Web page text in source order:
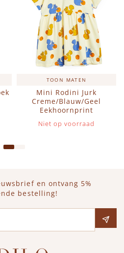
TOON MATEN
Mini Rodini Jurk
Creme/Blauw/Geel
Eekhoornprint
Niet op voorraad
en ontvang 5%
bestelling!